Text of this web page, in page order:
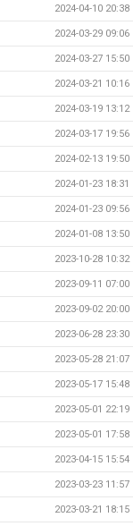
2024-04-10 20:38
2024-03-29 09:06
2024-03-27 15:50
2024-03-21 10:16
2024-03-19 13:12
2024-03-17 19:56
2024-02-13 19:50
2024-01-23 18:31
2024-01-23 09:56
2024-01-08 13:50
2023-10-28 10:32
2023-09-11 07:00
2023-09-02 20:00
2023-06-28 23:30
2023-05-28 21:07
2023-05-17 15:48
2023-05-01 22:19
2023-05-01 17:58
2023-04-15 15:54
2023-03-23 11:57
2023-03-21 18:15